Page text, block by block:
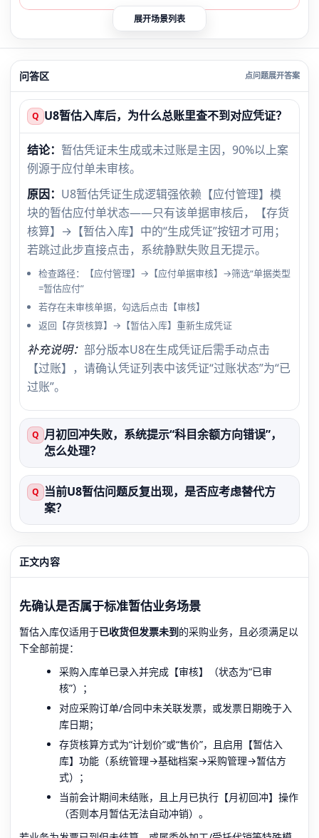
展开场景列表
问答区
Q U8暂估入库后，为什么总账里查不到对应凭证？
结论： 暂估凭证未生成或未过账是主因，90%以上案
例源于应付单未审核。
原因： U8暂估凭证生成逻辑强依赖【应付管理】模
块的暂估应付单状态——只有该单据审核后，【存货
核算】→【暂估入库】中的“生成凭证”按钮才可用；
若跳过此步直接点击，系统静默失败且无提示。
检查路径：【应付管理】→【应付单据审核】→筛选“单据类型
=暂估应付”
若存在未审核单据，勾选后点击【审核】
返回【存货核算】→【暂估入库】重新生成凭证
补充说明： 部分版本U8在生成凭证后需手动点击
【过账】，请确认凭证列表中该凭证“过账状态”为“已
过账”。
Q 月初回冲失败，系统提示“科目余额方向错误”，
怎么处理？
Q 当前U8暂估问题反复出现，是否应考虑替代方
案？
正文内容
先确认是否属于标准暂估业务场景
暂估入库仅适用于已收货但发票未到的采购业务，且必须满足以
下全部前提：
采购入库单已录入并完成【审核】（状态为“已审
核”）；
对应采购订单/合同中未关联发票，或发票日期晚于入
库日期；
存货核算方式为“计划价”或“售价”，且启用【暂估入
库】功能（系统管理→基础档案→采购管理→暂估方
式）；
当前会计期间未结账，且上月已执行【月初回冲】操作
（否则本月暂估无法自动冲销）。